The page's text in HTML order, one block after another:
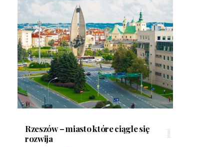
Rzeszów – miasto które ciągle się
rozwija